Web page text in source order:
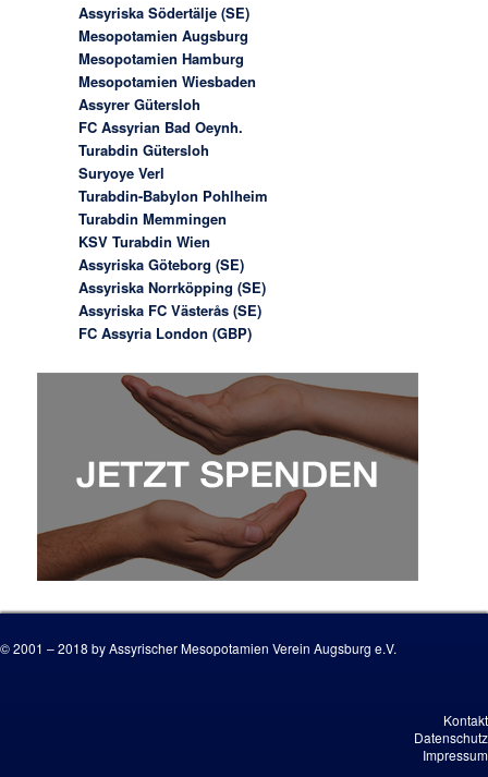
Assyriska Södertälje (SE)
Mesopotamien Augsburg
Mesopotamien Hamburg
Mesopotamien Wiesbaden
Assyrer Gütersloh
FC Assyrian Bad Oeynh.
Turabdin Gütersloh
Suryoye Verl
Turabdin-Babylon Pohlheim
Turabdin Memmingen
KSV Turabdin Wien
Assyriska Göteborg (SE)
Assyriska Norrköpping (SE)
Assyriska FC Västerås (SE)
FC Assyria London (GBP)
© 2001 – 2018 by Assyrischer Mesopotamien Verein Augsburg e.V.
Kontakt
Datenschutz
Impressum